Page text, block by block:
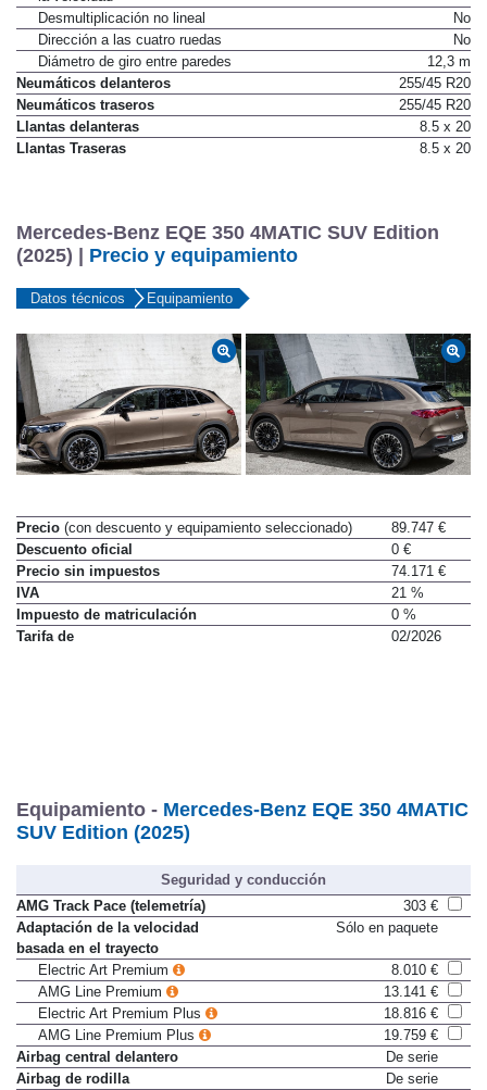
la velocidad
Desmultiplicación no lineal
No
Dirección a las cuatro ruedas
No
Diámetro de giro entre paredes
12,3 m
Neumáticos delanteros
255/45 R20
Neumáticos traseros
255/45 R20
Llantas delanteras
8.5 x 20
Mercedes-Benz EQE 350 4MATIC SUV Edition
(2025) |
Precio y equipamiento
Precio(con descuento y equipamiento seleccionado)
89.747 €
Descuento oficial
0 €
Precio sin impuestos
74.171 €
IVA
21 %
Impuesto de matriculación
0 %
Equipamiento -Mercedes-Benz EQE 350 4MATIC
SUV Edition (2025)
Seguridad y conducción
AMG Track Pace (telemetría)
303 €
Adaptación de la velocidad
basada en el trayecto
Electric Art Premium
8.010 €
AMG Line Premium
13.141 €
Electric Art Premium Plus
18.816 €
AMG Line Premium Plus
19.759 €
Airbag central delantero
De serie